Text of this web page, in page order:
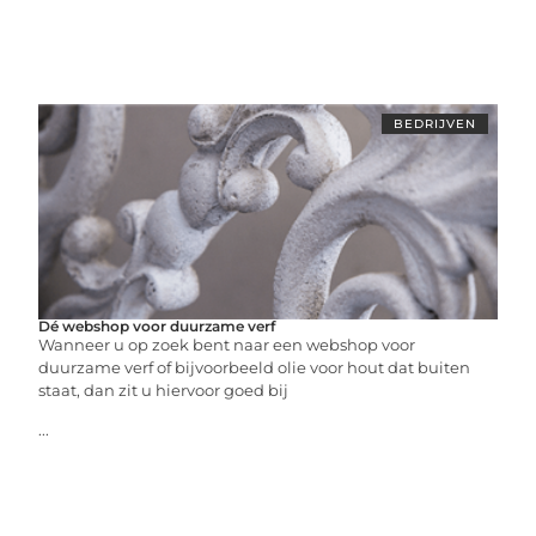
BEDRIJVEN
Dé webshop voor duurzame verf
Wanneer u op zoek bent naar een webshop voor
duurzame verf of bijvoorbeeld olie voor hout dat buiten
staat, dan zit u hiervoor goed bij
...